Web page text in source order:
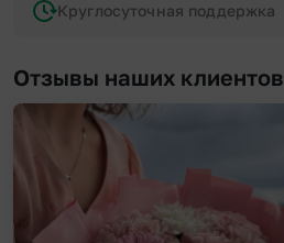
Круглосуточная поддержка
Отзывы наших клиентов